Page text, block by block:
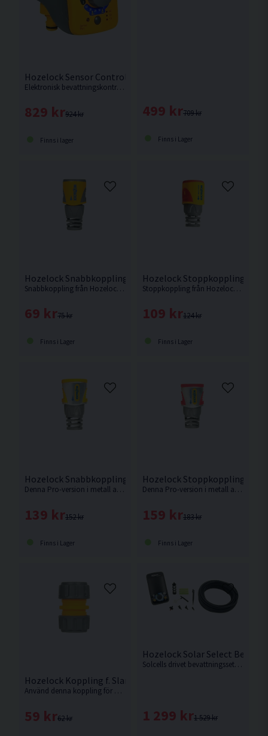
Hozelock Sensor Controller Plus Bevattningskontroll
Elektronisk bevattningskontroll från Hozelock.
924 kr
829 kr
Finns i lager
709 kr
499 kr
Finns i Lager
Hozelock Snabbkoppling Plus 12,5mm
Snabbkoppling från Hozelock med extra stöd vid anslutningen mot vattenslangen.
75 kr
69 kr
Finns i Lager
Hozelock Stoppkoppling Plus
Stoppkoppling från Hozelock med extra stöd vid anslutningen mot vattenslangen.
124 kr
109 kr
Finns i Lager
Hozelock Snabbkoppling Pro 12,5mm
Denna Pro-version i metall av Hozelock:s snabbkoppling har extra stöd vid anslutningen mot vattenslangen.
152 kr
139 kr
Finns i Lager
Hozelock Stoppkoppling Pro
Denna Pro-version i metall av Hozelock:s stoppkoppling har extra stöd vid anslutningen mot vattenslangen.
183 kr
159 kr
Finns i Lager
Hozelock Koppling f. Slangreparation
Använd denna koppling för att reparera skadad slang genom att koppla samman två slangdelar.
62 kr
59 kr
Hozelock Solar Select
Solcells drivet bevattningsset med timer som är kompatibelt med tex regnvattenstunnor.
1 529 kr
1 299 kr